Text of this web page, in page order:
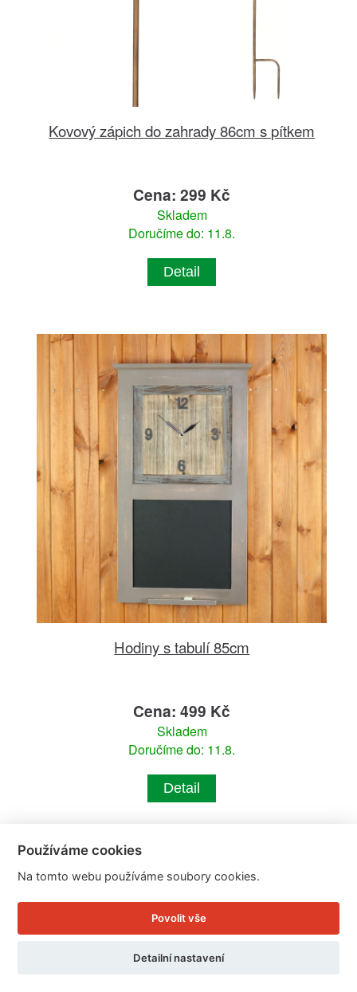
Kovový zápich do zahrady 86cm s pítkem
Cena: 299 Kč
Skladem
Doručíme do: 11.8.
Detail
Hodiny s tabulí 85cm
Cena: 499 Kč
Skladem
Doručíme do: 11.8.
Detail
Používáme cookies
Na tomto webu používáme soubory cookies.
Povolit vše
Detailní nastavení